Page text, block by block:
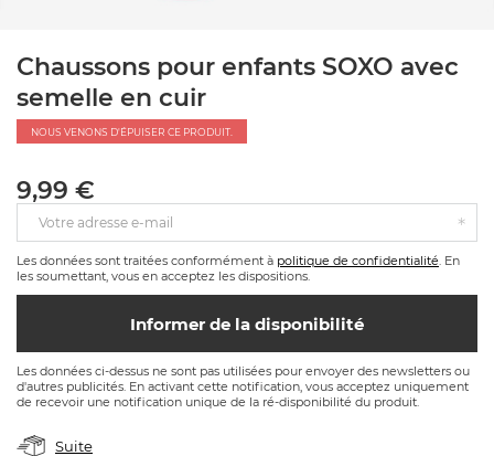
Chaussons pour enfants SOXO avec
semelle en cuir
NOUS VENONS D'ÉPUISER CE PRODUIT.
9,99 €
Votre adresse e-mail
Les données sont traitées conformément à politique de confidentialité. En
les soumettant, vous en acceptez les dispositions.
Informer de la disponibilité
Les données ci-dessus ne sont pas utilisées pour envoyer des newsletters ou
d'autres publicités. En activant cette notification, vous acceptez uniquement
de recevoir une notification unique de la ré-disponibilité du produit.
Suite